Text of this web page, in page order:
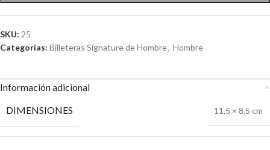
SKU: 25
Categorías: Billeteras Signature de Hombre, Hombre
Información adicional
DIMENSIONES
11,5 × 8,5 cm